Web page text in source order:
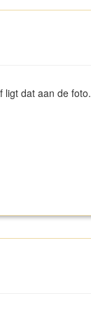
ligt dat aan de foto.